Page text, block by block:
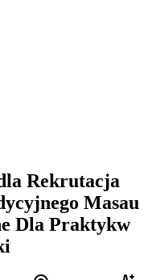
Rekrutacja
Masau
Dla Praktykw